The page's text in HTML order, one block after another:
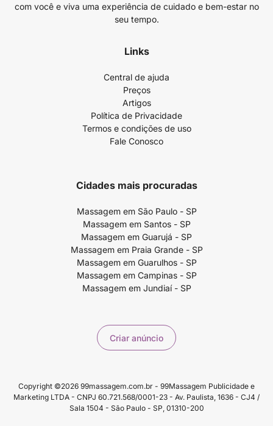
com você e viva uma experiência de cuidado e bem-estar no
seu tempo.
Links
Central de ajuda
Preços
Artigos
Política de Privacidade
Termos e condições de uso
Fale Conosco
Cidades mais procuradas
Massagem em São Paulo - SP
Massagem em Santos - SP
Massagem em Guarujá - SP
Massagem em Praia Grande - SP
Massagem em Guarulhos - SP
Massagem em Campinas - SP
Massagem em Jundiaí - SP
Criar anúncio
Copyright ©2026 99massagem.com.br - 99Massagem Publicidade e
Marketing LTDA - CNPJ 60.721.568/0001-23 - Av. Paulista, 1636 - CJ4 /
Sala 1504 - São Paulo - SP, 01310-200